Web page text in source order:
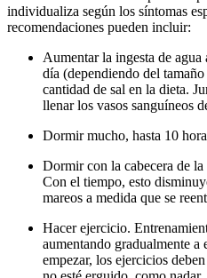
individualiza según los síntomas
recomendaciones pueden incluir:
Aumentar la ingesta de
día (dependiendo del
cantidad de sal en la dieta.
llenar los vasos sanguíneos
Dormir mucho, hasta 10
Dormir con la cabecera de
Con el tiempo, esto
mareos a medida que se
Hacer ejercicio.
aumentando gradualmente
empezar, los ejercicios